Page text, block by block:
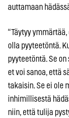
auttamaan
“Täytyy
olla pyyteetöntä.
pyyteetöntä. Se
et voi sanoa, että
takaisin. Se ei ole
inhimillisestä
niin, että tulija